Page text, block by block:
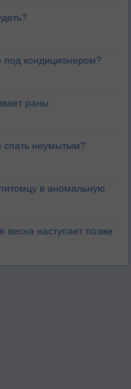
под кондиционером?
раны
спать неумытым?
в аномальную
весна наступает позже